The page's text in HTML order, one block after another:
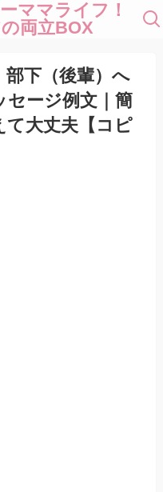
ママライフ！
両立BOX
部下（後輩）へ
セージ例文｜簡
て大丈夫【コピ